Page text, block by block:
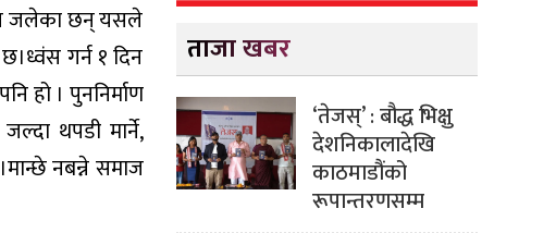
जलेका छन् यसले
गर्न १ दिन
हो । पुननिर्माण
थपडी मार्ने,
नबन्ने समाज
ताजा खबर
‘तेजस्’ : बौद्ध भिक्षु
देशनिकालादेखि
काठमाडौंको
रूपान्तरणसम्म